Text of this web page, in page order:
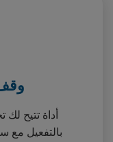
أداة تتيح
بالتفعيل مع